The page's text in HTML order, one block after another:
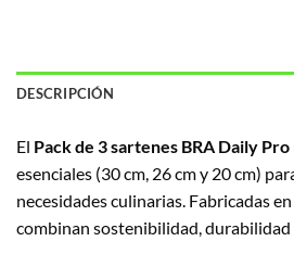
DESCRIPCIÓN
El Pack de 3 sartenes BRA Daily Pro
esenciales (30 cm, 26 cm y 20 cm)
necesidades culinarias. Fabricadas
combinan sostenibilidad, durabilidad